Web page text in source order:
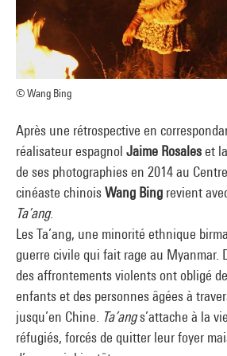
© Wang Bing
Après une rétrospective en
réalisateur espagnol Jaime Rosaleset
de ses photographies en 2014 au
cinéaste chinoisWang Bing revient
Ta’ang.
Les Ta’ang, une minorité ethnique
guerre civile qui fait rage au Myanmar.
des affrontements violents ont obligé
enfants et des personnes âgées à
jusqu’en Chine. Ta’angs’attache à la
réfugiés, forcés de quitter leur foyer